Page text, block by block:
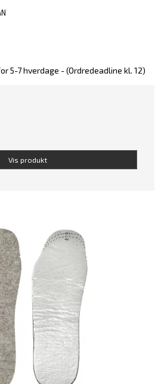
5-7 hverdage - (Ordredeadline kl. 12)
Vis produkt